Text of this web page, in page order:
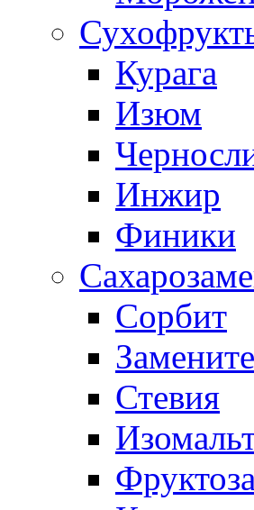
Курага
Изюм
Инжир
Финики
Сорбит
Стевия
Фруктоза